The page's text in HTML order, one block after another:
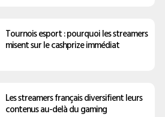
Tournois esport : pourquoi les streamers
misent sur le cashprize immédiat
Les streamers français diversifient leurs
contenus au-delà du gaming